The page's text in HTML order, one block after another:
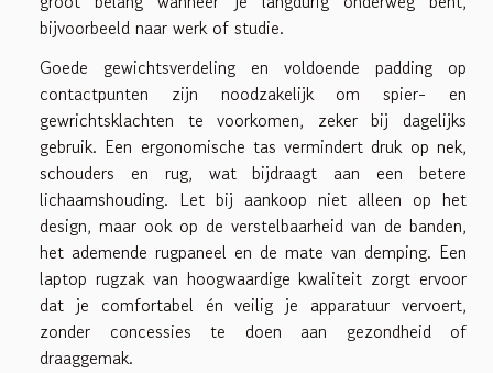
bijvoorbeeld naar werk of studie.
Goede gewichtsverdeling en voldoende padding op
contactpunten zijn noodzakelijk om spier- en
gewrichtsklachten te voorkomen, zeker bij dagelijks
gebruik. Een ergonomische tas vermindert druk op nek,
schouders en rug, wat bijdraagt aan een betere
lichaamshouding. Let bij aankoop niet alleen op het
design, maar ook op de verstelbaarheid van de banden,
het ademende rugpaneel en de mate van demping. Een
laptop rugzak van hoogwaardige kwaliteit zorgt ervoor
dat je comfortabel én veilig je apparatuur vervoert,
zonder concessies te doen aan gezondheid of
draaggemak.